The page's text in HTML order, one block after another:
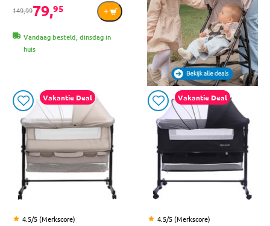
149,9979,95
Vandaag besteld, dinsdag in
huis
Vakantie Deal
4.5/5 (Merkscore)
Vakantie Deal
4.5/5 (Merkscore)